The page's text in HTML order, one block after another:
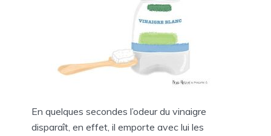
En quelques secondes l’odeur du vinaigre
disparaît, en effet, il emporte avec lui les